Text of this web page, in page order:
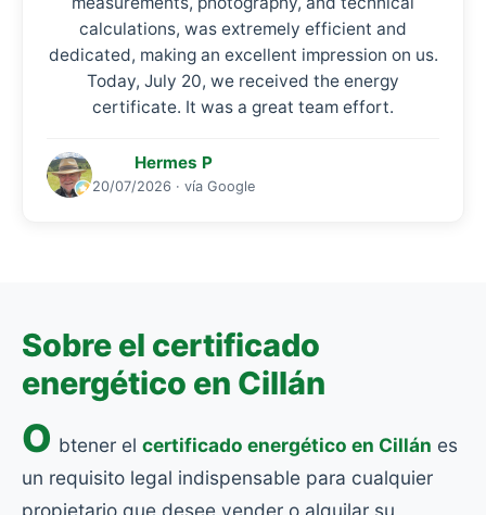
calculations, was extremely efficient and
dedicated, making an excellent impression on us.
Today, July 20, we received the energy
certificate. It was a great team effort.
Hermes P
20/07/2026 · vía Google
Sobre el certificado
energético en Cillán
O btener el certificado energético en Cillán es
un requisito legal indispensable para cualquier
propietario que desee vender o alquilar su